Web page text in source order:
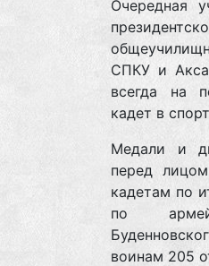
Очередная
СПКУ и
всегда на
кадет в
Медали и
перед
кадетам по
по
воинам 205